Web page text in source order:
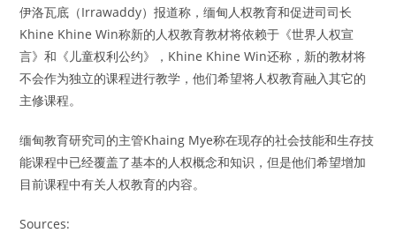
伊洛瓦底（Irrawaddy）报道称，缅甸人权教育和促进司司长
Khine Khine Win称新的人权教育教材将依赖于《世界人权宣
言》和《儿童权利公约》，Khine Khine Win还称，新的教材将
不会作为独立的课程进行教学，他们希望将人权教育融入其它的
主修课程。
缅甸教育研究司的主管Khaing Mye称在现存的社会技能和生存技
能课程中已经覆盖了基本的人权概念和知识，但是他们希望增加
目前课程中有关人权教育的内容。
Sources: